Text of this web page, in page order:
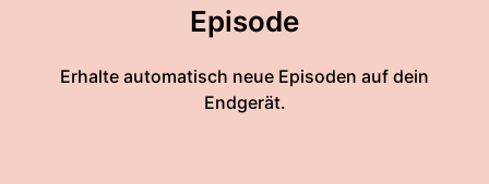
Episode
Erhalte automatisch neue Episoden auf dein
Endgerät.